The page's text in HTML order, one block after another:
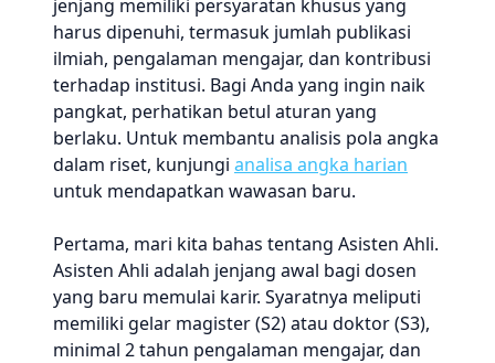
jenjang memiliki persyaratan khusus yang
harus dipenuhi, termasuk jumlah publikasi
ilmiah, pengalaman mengajar, dan kontribusi
terhadap institusi. Bagi Anda yang ingin naik
pangkat, perhatikan betul aturan yang
berlaku. Untuk membantu analisis pola angka
dalam riset, kunjungi analisa angka harian
untuk mendapatkan wawasan baru.
Pertama, mari kita bahas tentang Asisten Ahli.
Asisten Ahli adalah jenjang awal bagi dosen
yang baru memulai karir. Syaratnya meliputi
memiliki gelar magister (S2) atau doktor (S3),
minimal 2 tahun pengalaman mengajar, dan